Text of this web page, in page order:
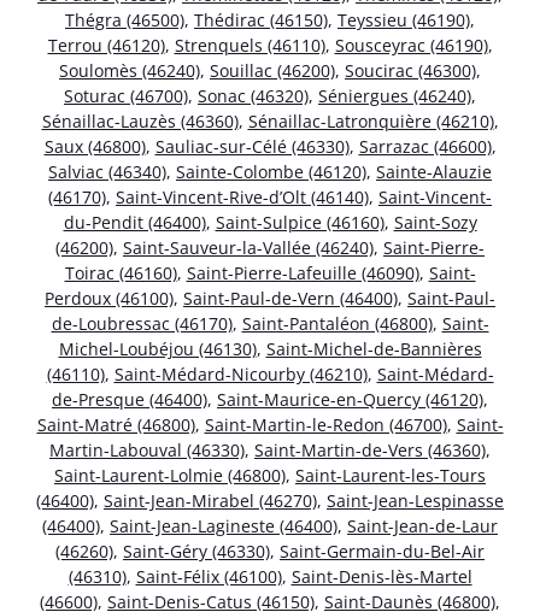
Thégra (46500), Thédirac (46150), Teyssieu (46190),
Terrou (46120), Strenquels (46110), Sousceyrac (46190),
Soulomès (46240), Souillac (46200), Soucirac (46300),
Soturac (46700), Sonac (46320), Séniergues (46240),
Sénaillac-Lauzès (46360), Sénaillac-Latronquière (46210),
Saux (46800), Sauliac-sur-Célé (46330), Sarrazac (46600),
Salviac (46340), Sainte-Colombe (46120), Sainte-Alauzie
(46170), Saint-Vincent-Rive-d’Olt (46140), Saint-Vincent-
du-Pendit (46400), Saint-Sulpice (46160), Saint-Sozy
(46200), Saint-Sauveur-la-Vallée (46240), Saint-Pierre-
Toirac (46160), Saint-Pierre-Lafeuille (46090), Saint-
Perdoux (46100), Saint-Paul-de-Vern (46400), Saint-Paul-
de-Loubressac (46170), Saint-Pantaléon (46800), Saint-
Michel-Loubéjou (46130), Saint-Michel-de-Bannières
(46110), Saint-Médard-Nicourby (46210), Saint-Médard-
de-Presque (46400), Saint-Maurice-en-Quercy (46120),
Saint-Matré (46800), Saint-Martin-le-Redon (46700), Saint-
Martin-Labouval (46330), Saint-Martin-de-Vers (46360),
Saint-Laurent-Lolmie (46800), Saint-Laurent-les-Tours
(46400), Saint-Jean-Mirabel (46270), Saint-Jean-Lespinasse
(46400), Saint-Jean-Lagineste (46400), Saint-Jean-de-Laur
(46260), Saint-Géry (46330), Saint-Germain-du-Bel-Air
(46310), Saint-Félix (46100), Saint-Denis-lès-Martel
(46600), Saint-Denis-Catus (46150), Saint-Daunès (46800),